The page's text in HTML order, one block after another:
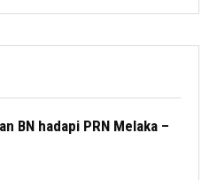
BN hadapi PRN Melaka –